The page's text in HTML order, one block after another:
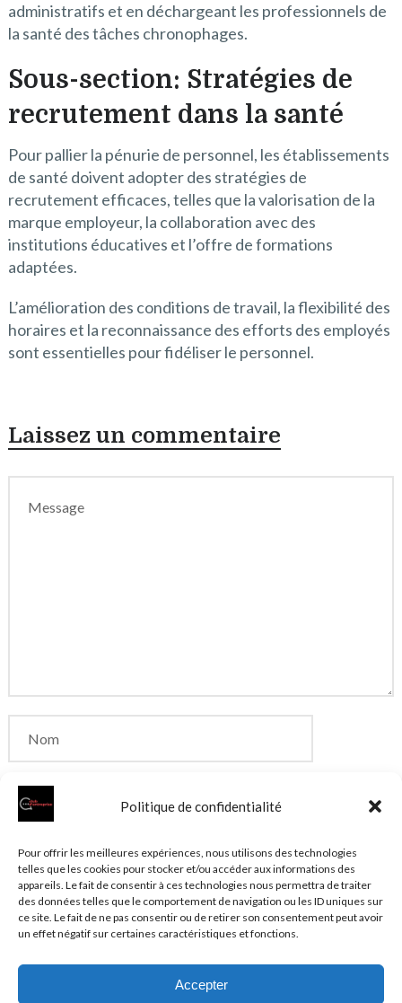
Politique de confidentialité
Pour offrir les meilleures expériences, nous utilisons des technologies
telles que les cookies pour stocker et/ou accéder aux informations des
appareils. Le fait de consentir à ces technologies nous permettra de traiter
des données telles que le comportement de navigation ou les ID uniques sur
ce site. Le fait de ne pas consentir ou de retirer son consentement peut avoir
un effet négatif sur certaines caractéristiques et fonctions.
Accepter
administratifs et en déchargeant les professionnels de
la santé des tâches chronophages.
Sous-section: Stratégies de
recrutement dans la santé
Pour pallier la pénurie de personnel, les établissements
de santé doivent adopter des stratégies de
recrutement efficaces, telles que la valorisation de la
marque employeur, la collaboration avec des
institutions éducatives et l’offre de formations
adaptées.
L’amélioration des conditions de travail, la flexibilité des
horaires et la reconnaissance des efforts des employés
sont essentielles pour fidéliser le personnel.
Laissez un commentaire
Enregistrer mon nom, mon e-mail et mon site dans
le navigateur pour mon prochain commentaire.